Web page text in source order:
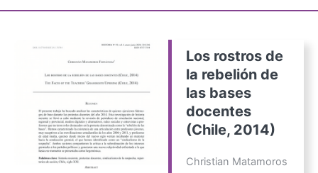
Los rostros de
la rebelión de
las bases
docentes
(Chile, 2014)
Christian Matamoros